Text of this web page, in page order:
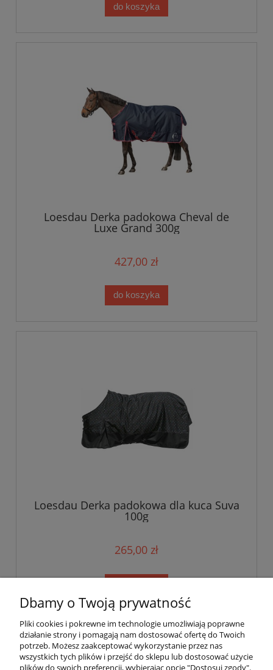
do koszyka
Loesdau Derka padokowa Cheval de
Luxe Grand 300g
427,00 zł
do koszyka
Loesdau Derka padokowa dla kuca Suva
100g
265,00 zł
« 1 2 3 4 5 6 »
Dbamy o Twoją prywatność
Pliki cookies i pokrewne im technologie umożliwiają poprawne
działanie strony i pomagają nam dostosować ofertę do Twoich
potrzeb. Możesz zaakceptować wykorzystanie przez nas
wszystkich tych plików i przejść do sklepu lub dostosować użycie
plików do swoich preferencji, wybierając opcję "Dostosuj zgody".